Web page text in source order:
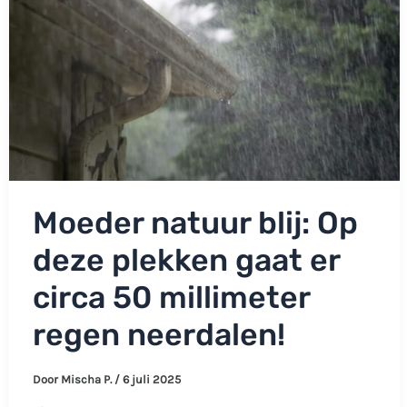
Moeder natuur blij: Op
deze plekken gaat er
circa 50 millimeter
regen neerdalen!
Door Mischa P. / 6 juli 2025